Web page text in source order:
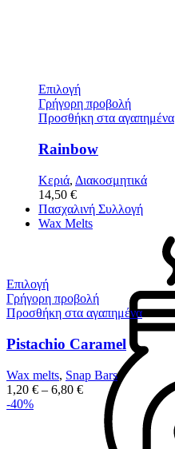
Επιλογή
Γρήγορη προβολή
Προσθήκη στα αγαπημένα
Rainbow
Κεριά, Διακοσμητικά
14,50 €
Πασχαλινή Συλλογή
Wax Melts
Επιλογή
Γρήγορη προβολή
Προσθήκη στα αγαπημένα
Pistachio Caramel
Wax melts, Snap Bars
1,20 € – 6,80 €
-40%